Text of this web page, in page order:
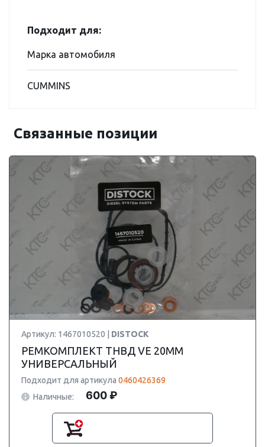
Подходит для:
Марка автомобиля
CUMMINS
Связанные позиции
Артикул: 1467010520 | DISTOCK
РЕМКОМПЛЕКТ ТНВД VE 20MM
УНИВЕРСАЛЬНЫЙ
Подходит для артикула 0460426369
Наличные:
600 ₽